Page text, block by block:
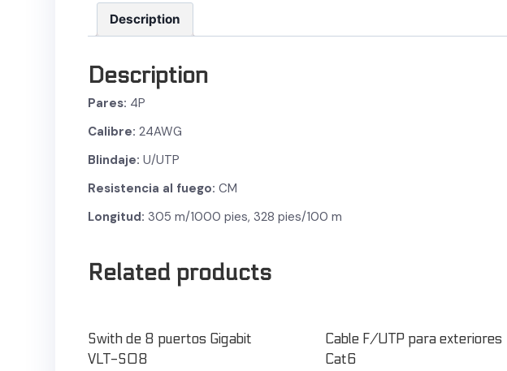
Description
Description
Pares: 4P
Calibre: 24AWG
Blindaje: U/UTP
Resistencia al fuego: CM
Longitud: 305 m/1000 pies, 328 pies/100 m
Related products
Swith de 8 puertos Gigabit
VLT-S08
Cable F/UTP para exteriores
Cat6